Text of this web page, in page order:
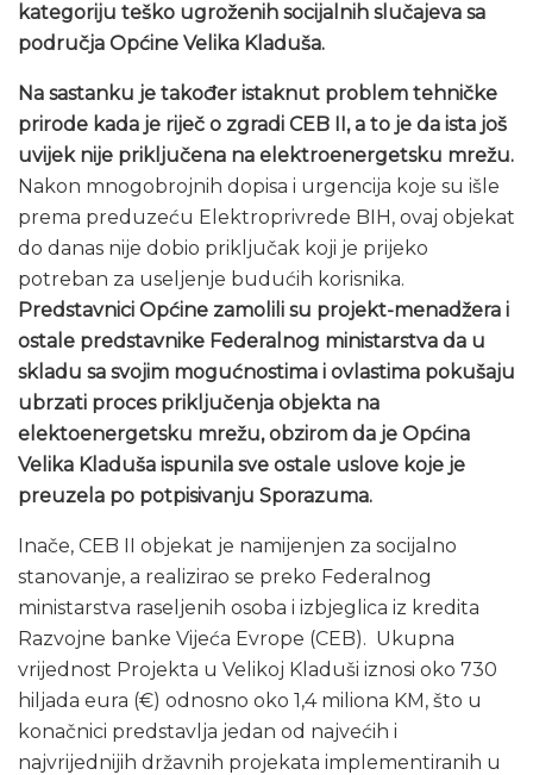
kategoriju teško ugroženih socijalnih slučajeva sa
područja Općine Velika Kladuša.
Na sastanku je također istaknut problem tehničke
prirode kada je riječ o zgradi CEB II, a to je da ista još
uvijek nije priključena na elektroenergetsku mrežu.
Nakon mnogobrojnih dopisa i urgencija koje su išle
prema preduzeću Elektroprivrede BIH, ovaj objekat
do danas nije dobio priključak koji je prijeko
potreban za useljenje budućih korisnika.
Predstavnici Općine zamolili su projekt-menadžera i
ostale predstavnike Federalnog ministarstva da u
skladu sa svojim mogućnostima i ovlastima pokušaju
ubrzati proces priključenja objekta na
elektoenergetsku mrežu, obzirom da je Općina
Velika Kladuša ispunila sve ostale uslove koje je
preuzela po potpisivanju Sporazuma.
Inače, CEB II objekat je namijenjen za socijalno
stanovanje, a realizirao se preko Federalnog
ministarstva raseljenih osoba i izbjeglica iz kredita
Razvojne banke Vijeća Evrope (CEB). Ukupna
vrijednost Projekta u Velikoj Kladuši iznosi oko 730
hiljada eura (€) odnosno oko 1,4 miliona KM, što u
konačnici predstavlja jedan od najvećih i
najvrijednijih državnih projekata implementiranih u